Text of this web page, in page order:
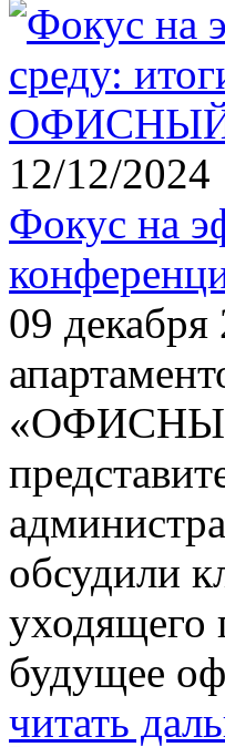
12/12/2024
Фокус на
09
«ОФИСНЫЙ
обсудили
уходящего
будущее
читать